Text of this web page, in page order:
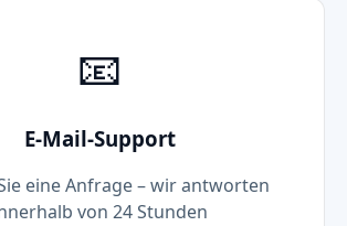
📧
E-Mail-Support
eine Anfrage – wir antworten
von 24 Stunden